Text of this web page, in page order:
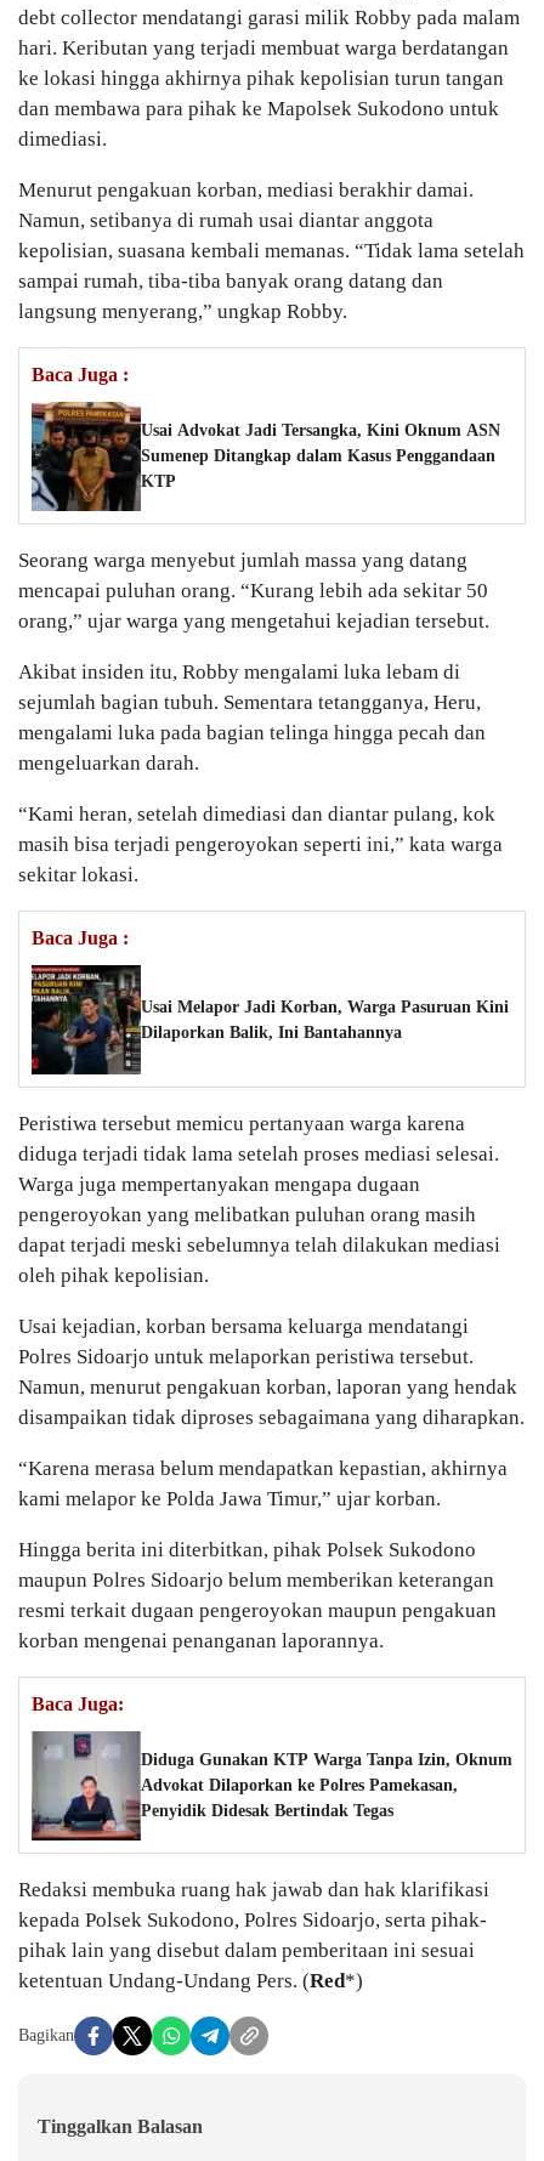
debt collector mendatangi garasi milik Robby pada malam
hari. Keributan yang terjadi membuat warga berdatangan
ke lokasi hingga akhirnya pihak kepolisian turun tangan
dan membawa para pihak ke Mapolsek Sukodono untuk
dimediasi.
Menurut pengakuan korban, mediasi berakhir damai.
Namun, setibanya di rumah usai diantar anggota
kepolisian, suasana kembali memanas. “Tidak lama setelah
sampai rumah, tiba-tiba banyak orang datang dan
langsung menyerang,” ungkap Robby.
Baca Juga :
Usai Advokat Jadi Tersangka, Kini Oknum ASN
Sumenep Ditangkap dalam Kasus Penggandaan
KTP
Seorang warga menyebut jumlah massa yang datang
mencapai puluhan orang. “Kurang lebih ada sekitar 50
orang,” ujar warga yang mengetahui kejadian tersebut.
Akibat insiden itu, Robby mengalami luka lebam di
sejumlah bagian tubuh. Sementara tetangganya, Heru,
mengalami luka pada bagian telinga hingga pecah dan
mengeluarkan darah.
“Kami heran, setelah dimediasi dan diantar pulang, kok
masih bisa terjadi pengeroyokan seperti ini,” kata warga
sekitar lokasi.
Baca Juga :
Usai Melapor Jadi Korban, Warga Pasuruan Kini
Dilaporkan Balik, Ini Bantahannya
Peristiwa tersebut memicu pertanyaan warga karena
diduga terjadi tidak lama setelah proses mediasi selesai.
Warga juga mempertanyakan mengapa dugaan
pengeroyokan yang melibatkan puluhan orang masih
dapat terjadi meski sebelumnya telah dilakukan mediasi
oleh pihak kepolisian.
Usai kejadian, korban bersama keluarga mendatangi
Polres Sidoarjo untuk melaporkan peristiwa tersebut.
Namun, menurut pengakuan korban, laporan yang hendak
disampaikan tidak diproses sebagaimana yang diharapkan.
“Karena merasa belum mendapatkan kepastian, akhirnya
kami melapor ke Polda Jawa Timur,” ujar korban.
Hingga berita ini diterbitkan, pihak Polsek Sukodono
maupun Polres Sidoarjo belum memberikan keterangan
resmi terkait dugaan pengeroyokan maupun pengakuan
korban mengenai penanganan laporannya.
Baca Juga:
Diduga Gunakan KTP Warga Tanpa Izin, Oknum
Advokat Dilaporkan ke Polres Pamekasan,
Penyidik Didesak Bertindak Tegas
Redaksi membuka ruang hak jawab dan hak klarifikasi
kepada Polsek Sukodono, Polres Sidoarjo, serta pihak-
pihak lain yang disebut dalam pemberitaan ini sesuai
ketentuan Undang-Undang Pers. (Red*)
Bagikan
Tinggalkan Balasan